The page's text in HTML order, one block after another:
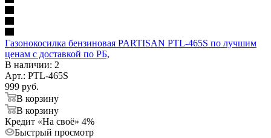
Газонокосилка бензиновая PARTISAN PTL-465S по лучшим
ценам с доставкой по РБ,
В наличии: 2
Арт.: PTL-465S
999 руб.
В корзину
В корзину
Кредит «На своё» 4%
Быстрый просмотр